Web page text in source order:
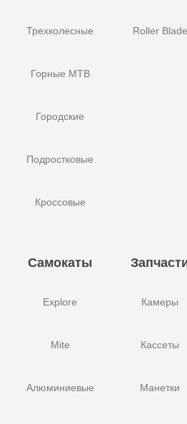
Трехколесные
Горные MTB
Городские
Подростковые
Кроссовые
Roller Blade
Самокаты
Explore
Mite
Алюминиевые
Камеры
Кассеты
Манетки